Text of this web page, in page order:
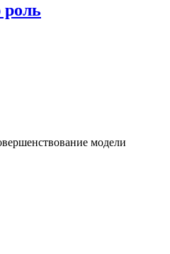
модели